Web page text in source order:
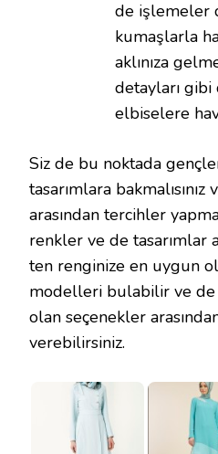
de işlemeler
kumaşlarla
aklınıza
detayları
elbiselere
Siz de bu noktada
tasarımlara
arasından tercihler
renkler ve de tasarımlar
ten renginize en uygun
modelleri bulabilir ve
olan seçenekler
verebilirsiniz.